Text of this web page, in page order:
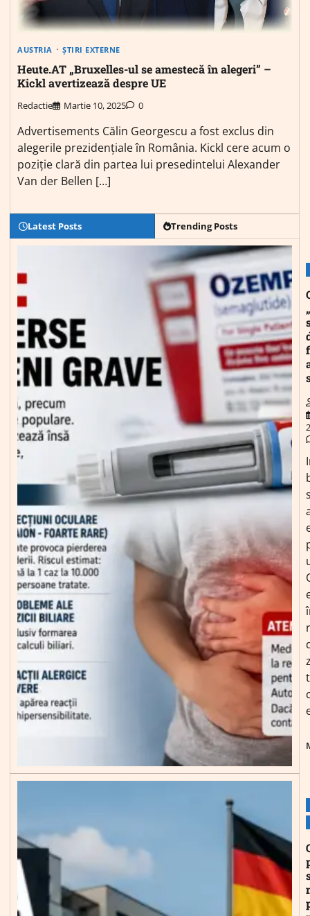
AUSTRIA ȘTIRI EXTERNE
Heute.AT „Bruxelles-ul se amestecă în alegeri” –
Kickl avertizează despre UE
Redactie Martie 10, 2025 0
Advertisements Călin Georgescu a fost exclus din
alegerile prezidențiale în România. Kickl cere acum o
poziție clară din partea lui presedintelui Alexander
Van der Bellen […]
Latest Posts Trending Posts